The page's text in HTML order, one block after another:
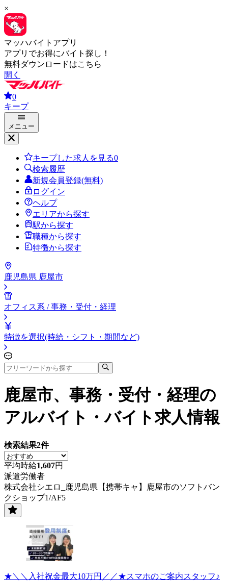
×
マッハバイトアプリ
アプリでお得にバイト探し！
無料ダウンロードはこちら
開く
0
キープ
メニュー
キープした求人を見る0
検索履歴
新規会員登録(無料)
ログイン
ヘルプ
エリアから探す
駅から探す
職種から探す
特徴から探す
鹿児島県 鹿屋市
オフィス系 / 事務・受付・経理
特徴を選択(時給・シフト・期間など)
鹿屋市、事務・受付・経理の
アルバイト・バイト求人情報
検索結果2件
平均時給1,607円
派遣労働者
株式会社シエロ_鹿児島県【携帯キャ】鹿屋市のソフトバン
クショップ1/AF5
★＼＼入社祝金最大10万円／／★スマホのご案内スタッフ♪